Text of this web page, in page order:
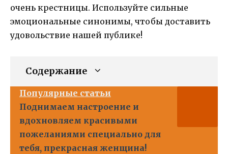
очень крестницы. Используйте сильные
эмоциональные синонимы, чтобы доставить
удовольствие нашей публике!
Содержание
Популярные статьи
Поднимаем настроение и
вдохновляем красивыми
пожеланиями специально для
тебя, прекрасная женщина!